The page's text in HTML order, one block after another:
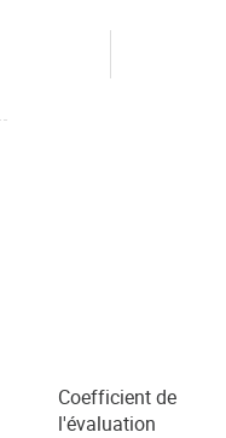
Coefficient de
l'évaluation